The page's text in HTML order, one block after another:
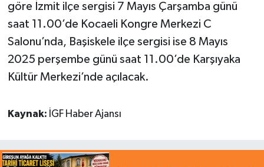
göre İzmit ilçe sergisi 7 Mayıs Çarşamba günü
saat 11.00’de Kocaeli Kongre Merkezi C
Salonu’nda, Başiskele ilçe sergisi ise 8 Mayıs
2025 perşembe günü saat 11.00’de Karşıyaka
Kültür Merkezi’nde açılacak.
Kaynak: İGF Haber Ajansı